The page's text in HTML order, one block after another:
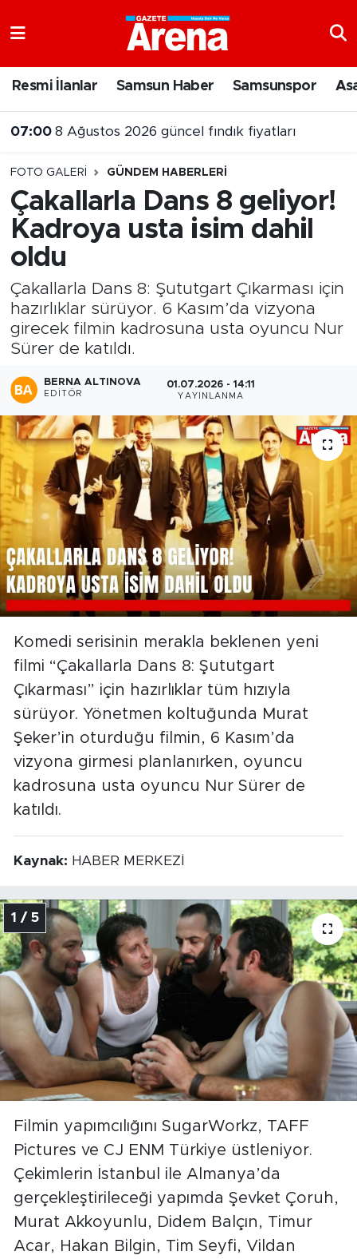
Resmi İlanlar Samsun Haber Samsunspor
07:00 8 Ağustos 2026 güncel fındık fiyatları
23:06 Samsun'da Muay Thai Turnuvası heyecanı başladı
FOTO GALERI GÜNDEM HABERLERI
Çakallarla Dans 8 geliyor!
Kadroya usta isim dahil
oldu
Çakallarla Dans 8: Şututgart Çıkarması için
hazırlıklar sürüyor. 6 Kasım’da vizyona
girecek filmin kadrosuna usta oyuncu Nur
Sürer de katıldı.
BERNA ALTINOVA
EDITÖR
01.07.2026 - 14:11
YAYINLANMA
Komedi serisinin merakla beklenen yeni
filmi “Çakallarla Dans 8: Şututgart
Çıkarması” için hazırlıklar tüm hızıyla
sürüyor. Yönetmen koltuğunda Murat
Şeker’in oturduğu filmin, 6 Kasım’da
vizyona girmesi planlanırken, oyuncu
kadrosuna usta oyuncu Nur Sürer de
katıldı.
Kaynak: HABER MERKEZİ
1 / 5
Filmin yapımcılığını SugarWorkz, TAFF
Pictures ve CJ ENM Türkiye üstleniyor.
Çekimlerin İstanbul ile Almanya’da
gerçekleştirileceği yapımda Şevket Çoruh,
Murat Akkoyunlu, Didem Balçın, Timur
Acar, Hakan Bilgin, Tim Seyfi, Vildan
Samsun Namaz Vakitleri
Süper Lig Puan Durumu ve Fikstür
Tüm Manşetler
Son Dakika Haberleri
Haber Arşivi